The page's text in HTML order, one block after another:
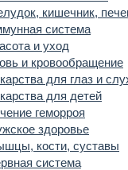
кишечник,
система
и уход
и кровообращение
для глаз и
для детей
геморроя
здоровье
кости, суставы
система